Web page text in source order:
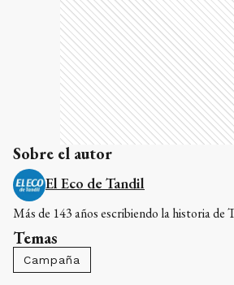
Sobre el autor
El Eco de Tandil
Más de 143 años escribiendo la historia de
Temas
Campaña